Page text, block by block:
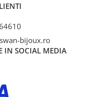
bijoux.ro
IN SOCIAL MEDIA